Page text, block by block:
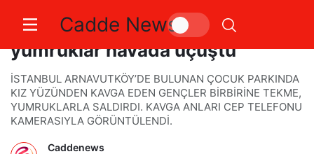
Cadde News
Arnavutköy’de kız kavgasında
yumruklar havada uçuştu
İSTANBUL ARNAVUTKÖY’DE BULUNAN ÇOCUK PARKINDA
KIZ YÜZÜNDEN KAVGA EDEN GENÇLER BİRBİRİNE TEKME,
YUMRUKLARLA SALDIRDI. KAVGA ANLARI CEP TELEFONU
KAMERASIYLA GÖRÜNTÜLENDİ.
Caddenews